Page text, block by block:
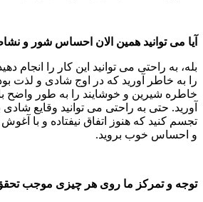
آیا می توانید همین الان احساس شور و
بله، به راحتی می توانید این کار را انجام
را به خاطر آورید که در اوج شادی و لذت
خاطره شیرین و خوشایند را به طور واضح با
آورید. حتی به راحتی می توانید وقایع
تجسم کنید که هنوز اتفاق نیفتاده و با
و احساس خوب بروید.
توجه و تمرکز ما روی هر چیزی موجب